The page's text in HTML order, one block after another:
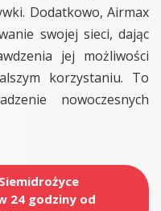
Dodatkowo, Airmax
swojej sieci, dając
jej możliwości
korzystaniu. To
nowoczesnych
24 godziny od